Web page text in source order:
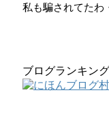
私も騙されてたわ
ブログランキン